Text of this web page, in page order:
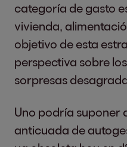
categoría de gasto
vivienda,
objetivo de esta
perspectiva sobre
sorpresas
Uno podría suponer
anticuada de